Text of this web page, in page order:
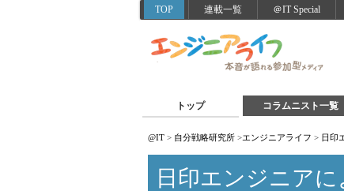
TOP 連載一覧 ＠IT Special
トップ コラムニスト一覧
@IT > 自分戦略研究所 >エンジニアライフ > 日印
日印エンジニアに